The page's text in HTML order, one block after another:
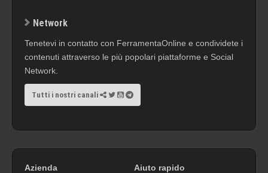
Network
Tenetevi in contatto con FerramentaOnline e condividete i
contenuti attraverso le più popolari piattaforme e Social
Network.
Tutti i nostri canali
Azienda Aiuto rapido